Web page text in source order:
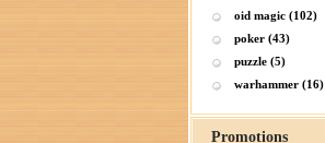
oid magic (102)
poker (43)
puzzle (5)
warhammer (16)
Promotions